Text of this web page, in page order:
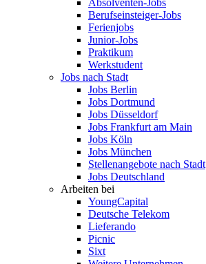
Absolventen-Jobs
Berufseinsteiger-Jobs
Ferienjobs
Junior-Jobs
Praktikum
Werkstudent
Jobs nach Stadt
Jobs Berlin
Jobs Dortmund
Jobs Düsseldorf
Jobs Frankfurt am Main
Jobs Köln
Jobs München
Stellenangebote nach Stadt
Jobs Deutschland
Arbeiten bei
YoungCapital
Deutsche Telekom
Lieferando
Picnic
Sixt